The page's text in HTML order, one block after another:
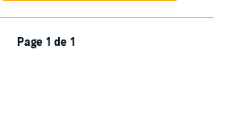
Page 1 de 1